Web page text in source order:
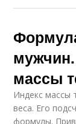
массы
Индекс массы
веса. Его
формулы.